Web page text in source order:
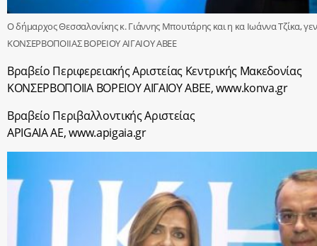
Ο δήμαρχος Θεσσαλονίκης κ. Γιάννης Μπουτάρης και η κα Ιωάννα Τζίκα,
ΚΟΝΣΕΡΒΟΠΟΙΙΑΣ ΒΟΡΕΙΟΥ ΑΙΓΑΙΟΥ ΑΒΕΕ
Βραβείο Περιφερειακής Αριστείας Κεντρικής Μακεδονίας
ΚΟΝΣΕΡΒΟΠΟΙΙΑ ΒΟΡΕΙΟΥ ΑΙΓΑΙΟΥ ΑΒΕΕ, www.konva.gr
Βραβείο Περιβαλλοντικής Αριστείας
APIGAIA AE, www.apigaia.gr